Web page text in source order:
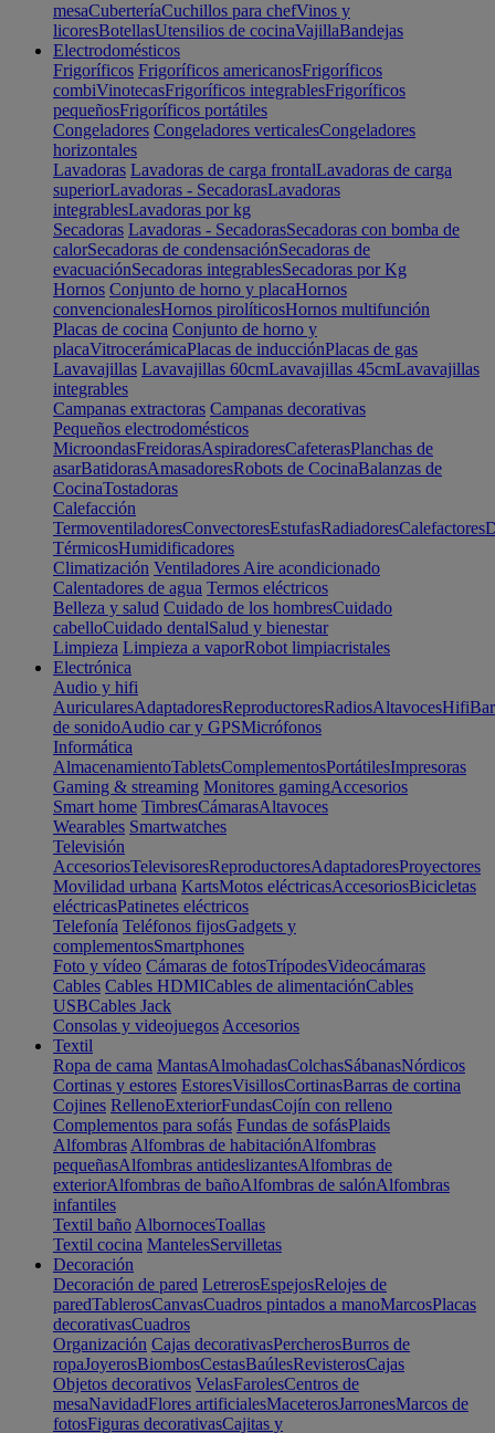
mesaCuberteríaCuchillos para chefVinos y
licoresBotellasUtensilios de cocinaVajillaBandejas
Electrodomésticos
Frigoríficos Frigoríficos americanosFrigoríficos
combiVinotecasFrigoríficos integrablesFrigoríficos
pequeñosFrigoríficos portátiles
Congeladores Congeladores verticalesCongeladores
horizontales
Lavadoras Lavadoras de carga frontalLavadoras de carga
superiorLavadoras - SecadorasLavadoras
integrablesLavadoras por kg
Secadoras Lavadoras - SecadorasSecadoras con bomba de
calorSecadoras de condensaciónSecadoras de
evacuaciónSecadoras integrablesSecadoras por Kg
Hornos Conjunto de horno y placaHornos
convencionalesHornos pirolíticosHornos multifunción
Placas de cocina Conjunto de horno y
placaVitrocerámicaPlacas de inducciónPlacas de gas
Lavavajillas Lavavajillas 60cmLavavajillas 45cmLavavajillas
integrables
Campanas extractoras Campanas decorativas
Pequeños electrodomésticos
MicroondasFreidorasAspiradoresCafeterasPlanchas de
asarBatidorasAmasadoresRobots de CocinaBalanzas de
CocinaTostadoras
Calefacción
TermoventiladoresConvectoresEstufasRadiadoresCalefactores
TérmicosHumidificadores
Climatización Ventiladores Aire acondicionado
Calentadores de agua Termos eléctricos
Belleza y salud Cuidado de los hombresCuidado
cabelloCuidado dentalSalud y bienestar
Limpieza Limpieza a vaporRobot limpiacristales
Electrónica
Audio y hifi
AuricularesAdaptadoresReproductoresRadiosAltavocesHifi
de sonidoAudio car y GPSMicrófonos
Informática
AlmacenamientoTabletsComplementosPortátilesImpresoras
Gaming & streaming Monitores gamingAccesorios
Smart home TimbresCámarasAltavoces
Wearables Smartwatches
Televisión
AccesoriosTelevisoresReproductoresAdaptadoresProyectores
Movilidad urbana KartsMotos eléctricasAccesoriosBicicletas
eléctricasPatinetes eléctricos
Telefonía Teléfonos fijosGadgets y
complementosSmartphones
Foto y vídeo Cámaras de fotosTrípodesVideocámaras
Cables Cables HDMICables de alimentaciónCables
USBCables Jack
Consolas y videojuegos Accesorios
Textil
Ropa de cama MantasAlmohadasColchasSábanasNórdicos
Cortinas y estores EstoresVisillosCortinasBarras de cortina
Cojines RellenoExteriorFundasCojín con relleno
Complementos para sofás Fundas de sofásPlaids
Alfombras Alfombras de habitaciónAlfombras
pequeñasAlfombras antideslizantesAlfombras de
exteriorAlfombras de bañoAlfombras de salónAlfombras
infantiles
Textil baño AlbornocesToallas
Textil cocina MantelesServilletas
Decoración
Decoración de pared LetrerosEspejosRelojes de
paredTablerosCanvasCuadros pintados a manoMarcosPlacas
decorativasCuadros
Organización Cajas decorativasPercherosBurros de
ropaJoyerosBiombosCestasBaúlesRevisterosCajas
Objetos decorativos VelasFarolesCentros de
mesaNavidadFlores artificialesMaceterosJarronesMarcos de
fotosFiguras decorativasCajitas y